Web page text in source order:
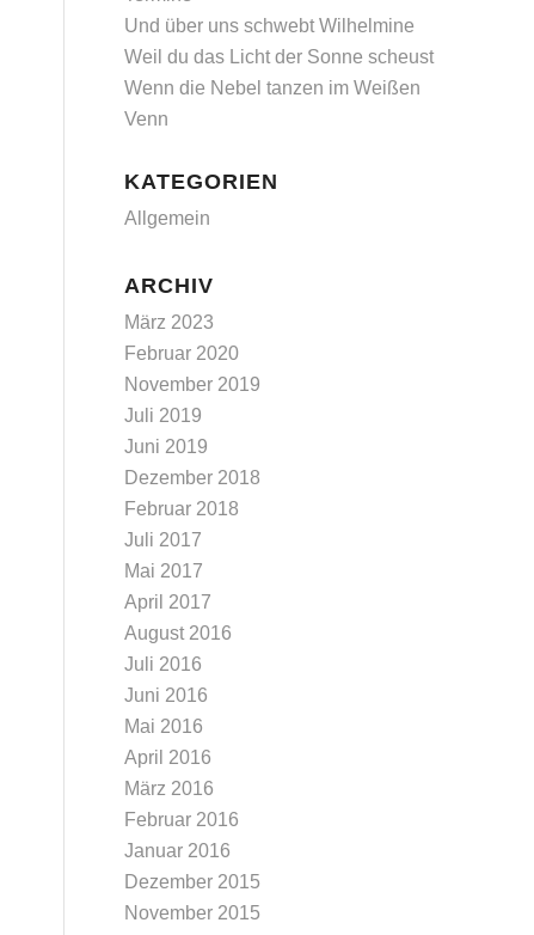
Und über uns schwebt Wilhelmine
Weil du das Licht der Sonne scheust
Wenn die Nebel tanzen im Weißen
Venn
KATEGORIEN
Allgemein
ARCHIV
März 2023
Februar 2020
November 2019
Juli 2019
Juni 2019
Dezember 2018
Februar 2018
Juli 2017
Mai 2017
April 2017
August 2016
Juli 2016
Juni 2016
Mai 2016
April 2016
März 2016
Februar 2016
Januar 2016
Dezember 2015
November 2015